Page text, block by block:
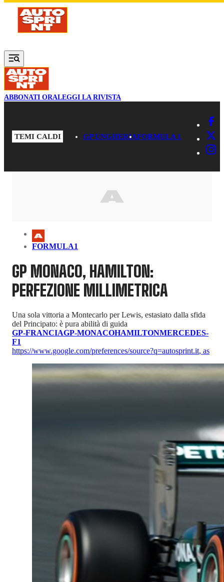
Vai al contenuto principale
ABBONATI ORALEGGI LA RIVISTA
TEMI CALDI GP UNGHERIAFORMULA 1
FORMULA1
GP MONACO, HAMILTON:
PERFEZIONE MILLIMETRICA
Una sola vittoria a Montecarlo per Lewis, estasiato dalla sfida
del Principato: è pura abilità di guida
GP-FRANCIAGP-MONACOHAMILTONMERCEDES-
F1
https://www.google.com/preferences/source?q=autosprint.it, as